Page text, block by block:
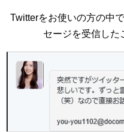
Twitterをお使いの方の中
セージを受信した